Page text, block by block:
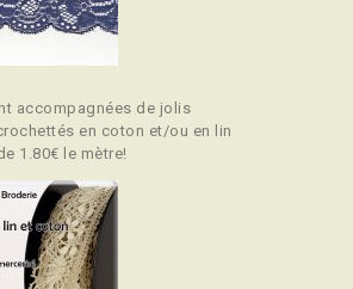
accompagnées de jolis
en coton et/ou en lin
1.80€ le mètre!